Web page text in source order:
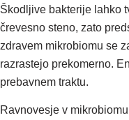
Škodljive bakterije lahko
črevesno steno, zato
zdravem mikrobiomu se
razrastejo prekomerno.
prebavnem traktu.
Ravnovesje v